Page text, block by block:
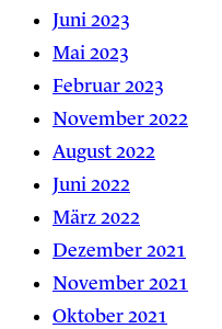
Juni 2023
Mai 2023
Februar 2023
November 2022
August 2022
Juni 2022
März 2022
Dezember 2021
November 2021
Oktober 2021